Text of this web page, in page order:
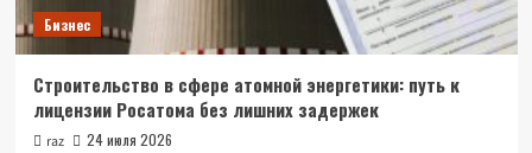
Бизнес
Строительство в сфере атомной энергетики: путь к
лицензии Росатома без лишних задержек
raz 24 июля 2026